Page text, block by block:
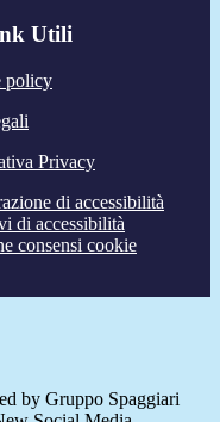
Utili
policy
Privacy
di accessibilità
di accessibilità
consensi cookie
by Gruppo Spaggiari